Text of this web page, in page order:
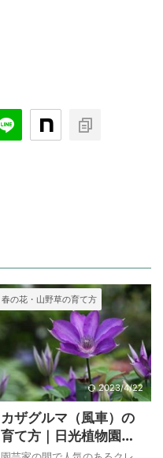
春の花・山野草の育て方
2023/4/22
カザグルマ（風車）の
育て方｜日光植物園の
カザグルマ